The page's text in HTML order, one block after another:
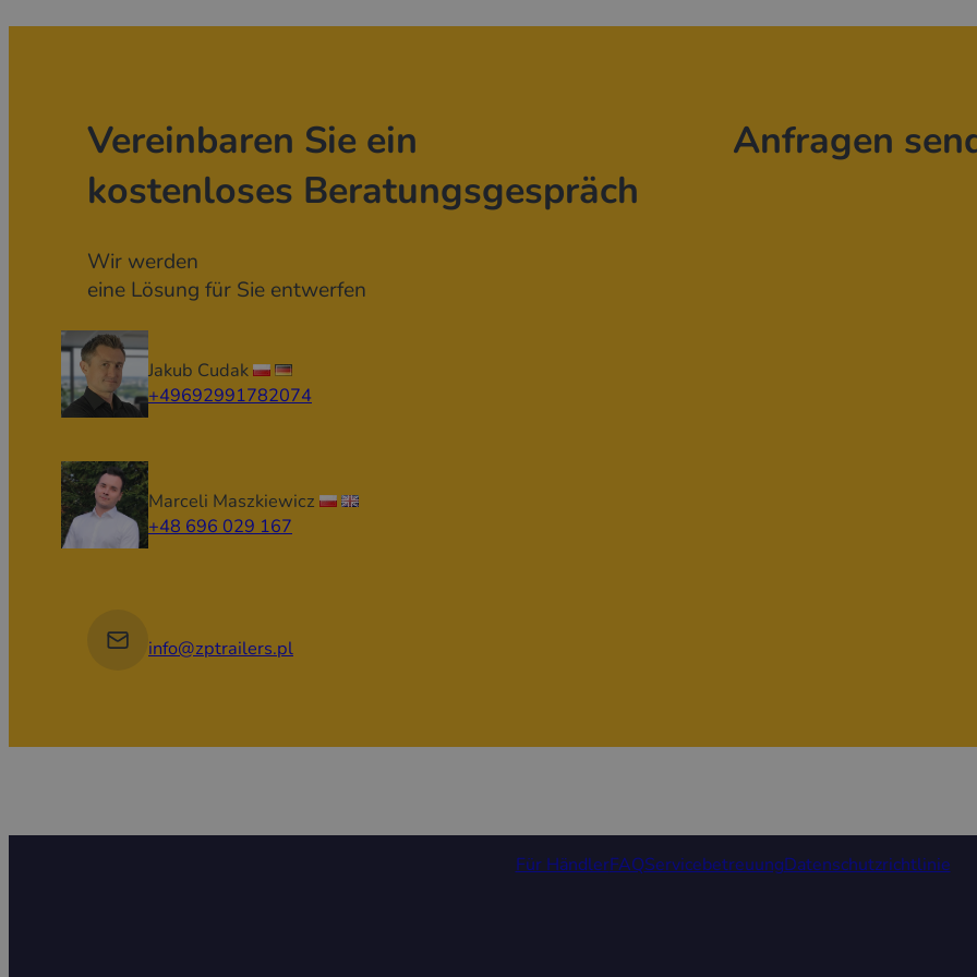
Vereinbaren Sie ein
kostenloses Beratungsgespräch
Wir werden
eine Lösung für Sie entwerfen
Jakub Cudak
+49692991782074
Marceli Maszkiewicz
+48 696 029 167
info@zptrailers.pl
Anfragen
Für HändlerFAQServicebetreuungDatenschutzrichtlinie